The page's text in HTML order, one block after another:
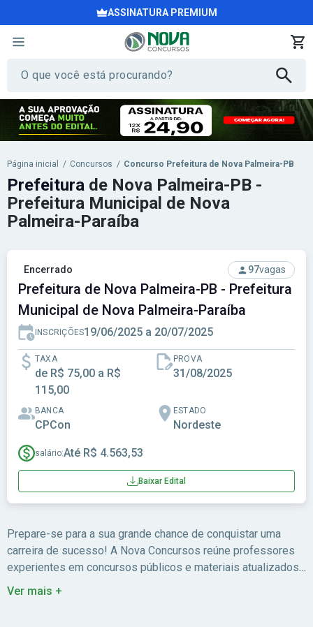
ASSINATURA PREMIUM
Página inicial / Concursos / Concurso Prefeitura de Nova Palmeira-PB
Encerrado 97vagas
Prefeitura de Nova Palmeira-PB - Prefeitura
Municipal de Nova Palmeira-Paraíba
INSCRIÇÕES19/06/2025 a 20/07/2025
TAXA
de R$ 75,00 a R$
115,00
PROVA
31/08/2025
BANCA
CPCon
ESTADO
Nordeste
salário:Até R$ 4.563,53
Baixar Edital
Prefeitura de Nova Palmeira-PB -
Prefeitura Municipal de Nova
Palmeira-Paraíba
Prepare-se para a sua grande chance de conquistar uma
carreira de sucesso! A Nova Concursos reúne professores
experientes em concursos públicos e materiais atualizados
para você estudar com foco no edital.
Ver mais +